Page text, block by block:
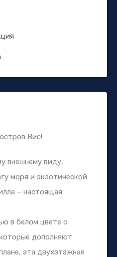
Вис!
внешнему виду,
моря и экзотической
– настоящая
в белом цвете с
дополняют
эта двухэтажная